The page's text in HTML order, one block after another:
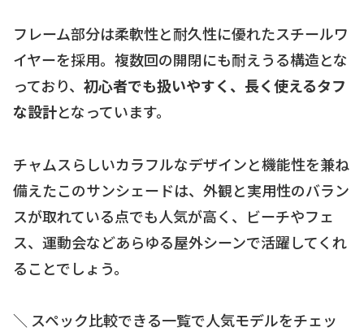
フレーム部分は柔軟性と耐久性に優れたスチールワ
イヤーを採用。複数回の開閉にも耐えうる構造とな
っており、 初心者でも扱いやすく、長く使えるタフ
な設計となっています。
チャムスらしいカラフルなデザインと機能性を兼ね
備えたこのサンシェードは、外観と実用性のバラン
スが取れている点でも人気が高く、ビーチやフェ
ス、運動会などあらゆる屋外シーンで活躍してくれ
ることでしょう。
＼ スペック比較できる一覧で人気モデルをチェッ